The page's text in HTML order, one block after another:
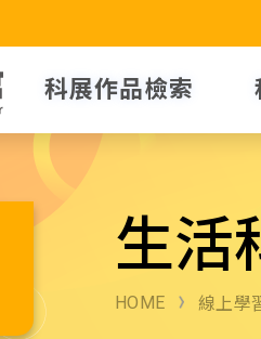
科展作品檢索
生活
HOME 線上學